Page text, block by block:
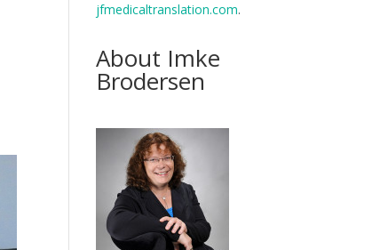
jfmedicaltranslation.com.
About Imke
Brodersen